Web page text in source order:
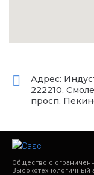
Адрес:
222210,
просп.
Общество с
Высокотехнологичный